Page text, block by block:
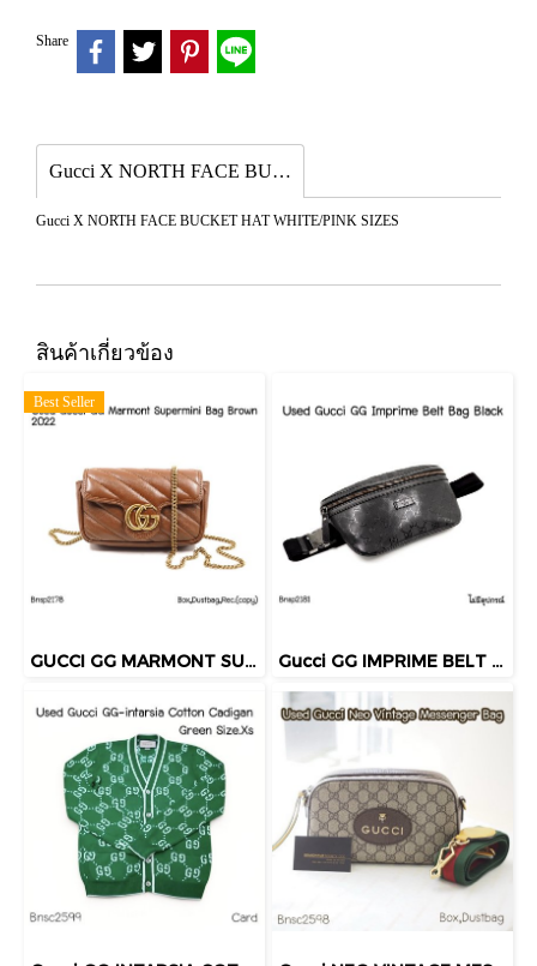
Share
Gucci X NORTH FACE BUCKET HAT WHITE/PINK SIZES
Gucci X NORTH FACE BUCKET HAT WHITE/PINK SIZES
สินค้าเกี่ยวข้อง
Best Seller
GUCCI GG MARMONT SUPERMINI BAG BROWN 2022 Gucci GG IMPRIME BELT BAG BLACK